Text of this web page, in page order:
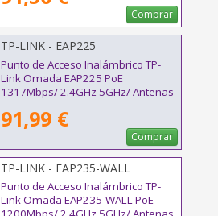
Comprar
TP-LINK - EAP225
Punto de Acceso Inalámbrico TP-
Link Omada EAP225 PoE
1317Mbps/ 2.4GHz 5GHz/ Antenas
91,99 €
Comprar
TP-LINK - EAP235-WALL
Punto de Acceso Inalámbrico TP-
Link Omada EAP235-WALL PoE